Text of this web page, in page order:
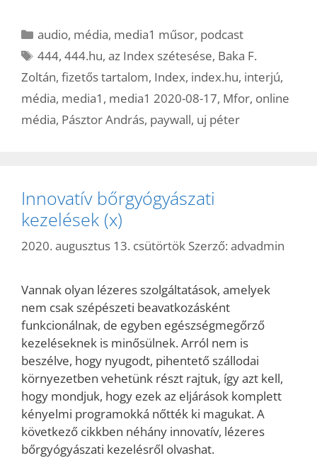
Kategória
audio, média, media1 műsor, podcast
Címkék
444,444.hu,az Index szétesése, Baka F.
Zoltán, fizetős tartalom, Index, index.hu, interjú,
média, media1 , media1 2020-08-17, Mfor, online
média, Pásztor András, paywall, uj péter
Innovatív bőrgyógyászati
kezelések (x)
2020. augusztus 13. csütörtök Szerző: advadmin
Vannak olyan lézeres szolgáltatások, amelyek
nem csak szépészeti beavatkozásként
funkcionálnak, de egyben egészségmegőrző
kezeléseknek is minősülnek. Arról nem is
beszélve, hogy nyugodt, pihentető szállodai
környezetben vehetünk részt rajtuk, így azt kell,
hogy mondjuk, hogy ezek az eljárások komplett
kényelmi programokká nőtték ki magukat. A
következő cikkben néhány innovatív, lézeres
bőrgyógyászati kezelésről olvashat.